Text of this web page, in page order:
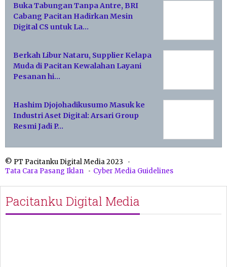
Buka Tabungan Tanpa Antre, BRI
Cabang Pacitan Hadirkan Mesin
Digital CS untuk La…
Berkah Libur Nataru, Supplier Kelapa
Muda di Pacitan Kewalahan Layani
Pesanan hi…
Hashim Djojohadikusumo Masuk ke
Industri Aset Digital: Arsari Group
Resmi Jadi P…
© PT Pacitanku Digital Media 2023
Tata Cara Pasang Iklan
Cyber Media Guidelines
Pacitanku Digital Media